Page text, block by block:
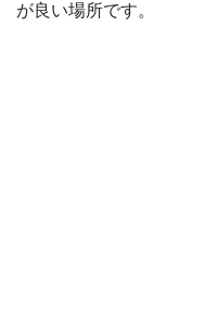
が良い場所です。